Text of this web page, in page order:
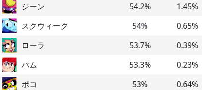
ジーン 54.2% 1.45%
スクウィーク 54% 0.65%
ローラ 53.7% 0.39%
パム 53.3% 0.23%
ポコ 53% 0.64%